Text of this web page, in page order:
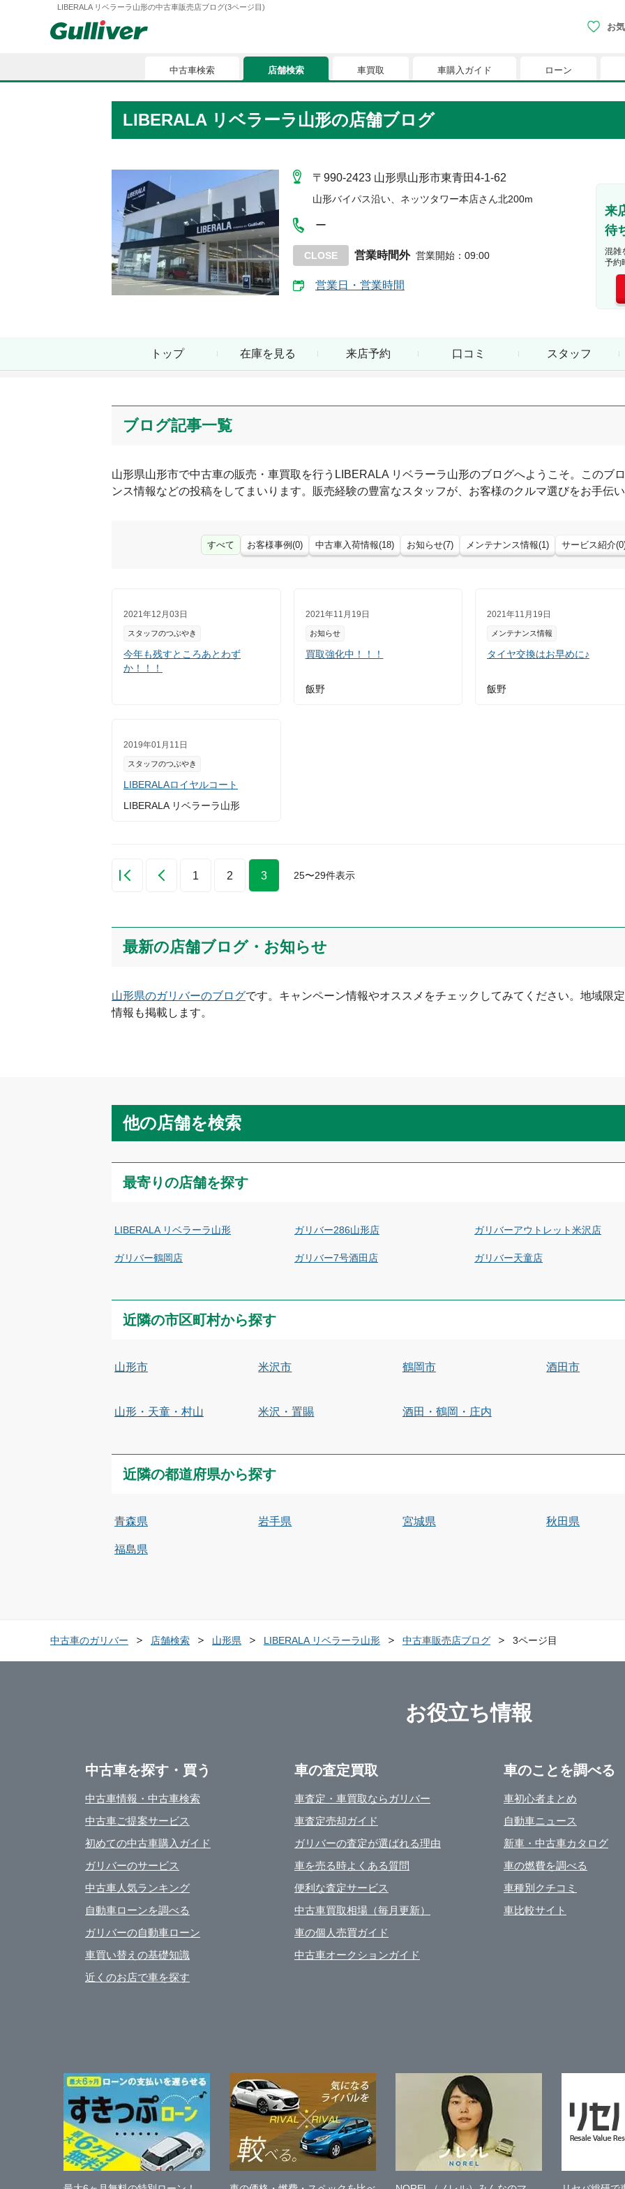
LIBERALA リベラーラ山形の中古車販売店ブログ(3ページ目)
お
中古車検索
車検整備
お客様の評価
現在、お気に入りに登録されているお
お気に入りに登録すると、あなただけのお気に入りのクルマリストでい
※「お気に入り」の登録を可能にするためにCookie機能
中古車検索 店舗検索 車買取 車購入ガイド ローン
LIBERALA リベラーラ山形の店舗ブログ
〒990-2423 山形県山形市東青田4-1-62
山形バイパス沿い、ネッツタワー本店さん北200m
ー
CLOSE 営業時間外 営業開始 ： 09:00
営業日・営業時間
来
待
混雑
予約
トップ 在庫を見る 来店予約 口コミ スタッフ
ブログ記事一覧
山形県山形市で中古車の販売・車買取を行う LIBERALA リベラーラ山形のブログへようこそ。このブ
ンス情報などの投稿をしてまいります。販売経験の豊富なスタッフが、お客様のクルマ選びをお手伝い
すべて お客様事例 (0) 中古車入荷情報(18) お知らせ(7) メンテナンス情報(1) サービス紹介(0
2021年12月03日
スタッフのつぶやき
今年も残すところあとわず
か！！！
2021年11月19日
お知らせ
買取強化中！！！
飯野
2021年11月19日
メンテナンス情報
タイヤ交換はお早めに♪
飯野
2019年01月11日
スタッフのつぶやき
LIBERALAロイヤルコート
LIBERALA リベラーラ山形
1 2 3 25〜29件表示
最新の店舗ブログ・お知らせ
山形県のガリバーのブログです。キャンペーン情報やオススメをチェックしてみてください。地域限
情報も掲載します。
他の店舗を検索
最寄りの店舗を探す
LIBERALA リベラーラ山形 ガリバー286山形店 ガリバーアウトレット米沢店
ガリバー鶴岡店 ガリバー7号酒田店 ガリバー天童店
近隣の市区町村から探す
山形市 米沢市 鶴岡市 酒田市
山形・天童・村山 米沢・置賜 酒田・鶴岡・庄内
近隣の都道府県から探す
青森県 岩手県 宮城県 秋田県
福島県
中古車のガリバー 店舗検索 山形県 LIBERALA リベラーラ山形 中古車販売店ブログ 3ページ目
お役立ち情報
中古車を探す・買う
中古車情報・中古車検索
中古車ご提案サービス
初めての中古車購入ガイド
ガリバーのサービス
中古車人気ランキング
自動車ローンを調べる
ガリバーの自動車ローン
車買い替えの基礎知識
近くのお店で車を探す
車の査定買取
車査定・車買取ならガリバー
車査定売却ガイド
ガリバーの査定が選ばれる理由
車を売る時よくある質問
便利な査定サービス
中古車買取相場（毎月更新）
車の個人売買ガイド
中古車オークションガイド
車のことを調べる
車初心者まとめ
自動車ニュース
新車・中古車カタログ
車の燃費を調べる
車種別クチコミ
車比較サイト